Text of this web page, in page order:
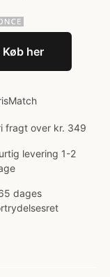
Køb her
fragt over kr. 349
levering 1-2
dages